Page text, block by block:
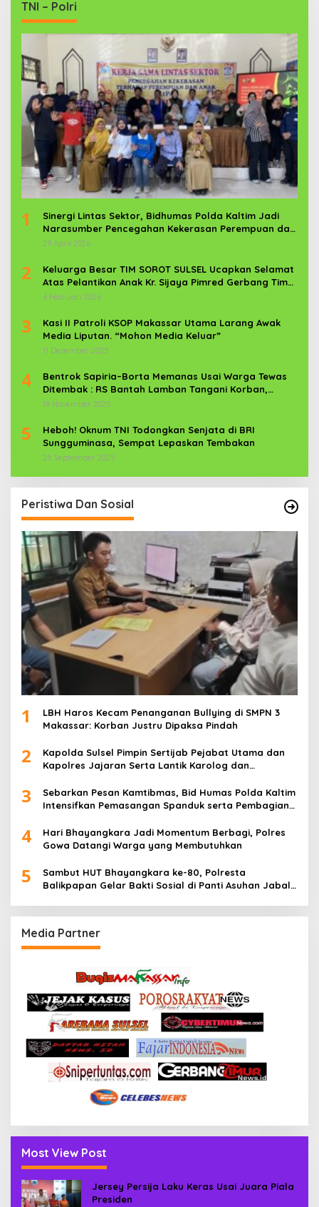
TNI – Polri
1
Sinergi Lintas Sektor, Bidhumas Polda Kaltim Jadi
Narasumber Pencegahan Kekerasan Perempuan dan
Anak
29 April 2026
2
Keluarga Besar TIM SOROT SULSEL Ucapkan Selamat
Atas Pelantikan Anak Kr. Sijaya Pimred Gerbang Timur
News Com Sebagai Prajurit TNI
4 Februari 2026
3
Kasi II Patroli KSOP Makassar Utama Larang Awak
Media Liputan. “Mohon Media Keluar”
11 Desember 2025
4
Bentrok Sapiria–Borta Memanas Usai Warga Tewas
Ditembak : RS Bantah Lamban Tangani Korban,
Aparat TNI-POLRI Dikerahkan
19 November 2025
5
Heboh! Oknum TNI Todongkan Senjata di BRI
Sungguminasa, Sempat Lepaskan Tembakan
25 September 2025
Peristiwa Dan Sosial
1
LBH Haros Kecam Penanganan Bullying di SMPN 3
Makassar: Korban Justru Dipaksa Pindah
2
Kapolda Sulsel Pimpin Sertijab Pejabat Utama dan
Kapolres Jajaran Serta Lantik Karolog dan
3
Sebarkan Pesan Kamtibmas, Bid Humas Polda Kaltim
Intensifkan Pemasangan Spanduk serta Pembagian
4
Hari Bhayangkara Jadi Momentum Berbagi, Polres
Gowa Datangi Warga yang Membutuhkan
5
Sambut HUT Bhayangkara ke-80, Polresta
Balikpapan Gelar Bakti Sosial di Panti Asuhan Jabal
Media Partner
Most View Post
Jersey Persija Laku Keras Usai Juara Piala
Presiden